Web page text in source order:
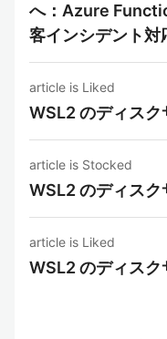
へ：Azure
客インシデント対
article is Liked
WSL2 のディスク
article is Stocked
WSL2 のディスク
article is Liked
WSL2 のディスク